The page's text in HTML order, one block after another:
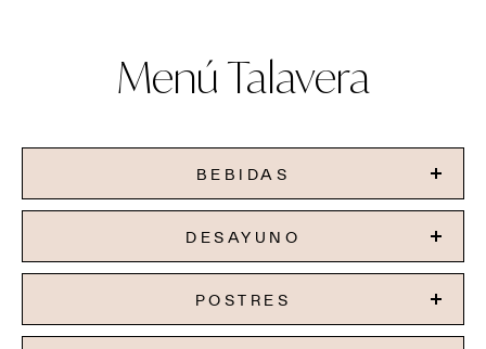
Menú Talavera
BEBIDAS
DESAYUNO
POSTRES